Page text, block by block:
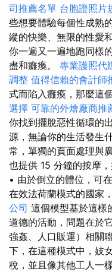
司推薦名單 台胞證照片
些想要體驗每個性成熟
縱的快樂、無限的性愛
你一遍又一遍地跑同樣
盡和癱瘓。 專業護照代
調整 值得信賴的會計師
式而陷入癱瘓，那麼這
選擇 可靠的外燴廠商推
你找到擺脫惡性循環的
源，無論你的生活發生
常，單獨的頁面處理與
也提供 15 分鐘的按摩
• 由於倒立的體位，可
在效法荷蘭模式的國家
公司 這個模型基於這樣
道德的活動，問題在於
強姦、人口販運）相關
下，在這種模式中，妓
稅，並且像其他工人一